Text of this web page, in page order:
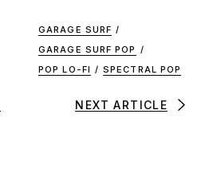
GARAGE SURF /
GARAGE SURF POP /
POP LO-FI / SPECTRAL POP
NEXT ARTICLE